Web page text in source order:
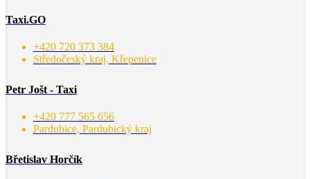
Taxi.GO
+420 720 373 384
Středočeský kraj, Křepenice
Petr Jošt - Taxi
+420 777 565 656
Pardubice, Pardubický kraj
Břetislav Horčík